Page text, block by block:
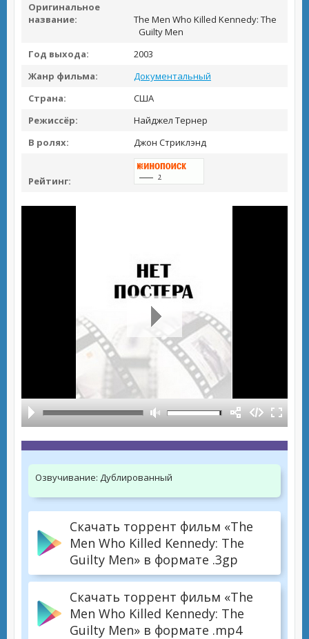
Оригинальное
название:
The Men Who Killed Kennedy: The
Guilty Men
Год выхода:
2003
Жанр фильма:
Документальный
Страна:
США
Режиссёр:
Найджел Тернер
В ролях:
Джон Стриклэнд
Рейтинг:
Озвучивание: Дублированный
Скачать торрент фильм «The
Men Who Killed Kennedy: The
Guilty Men» в формате .3gp
Скачать торрент фильм «The
Men Who Killed Kennedy: The
Guilty Men» в формате .mp4